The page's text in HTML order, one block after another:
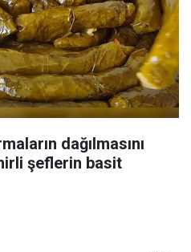
dağılmasını
şeflerin basit